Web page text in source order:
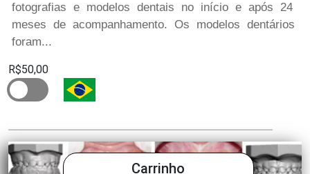
Carrinho
fotografias e modelos dentais no início e após 24
meses de acompanhamento. Os modelos dentários
foram...
R$50,00